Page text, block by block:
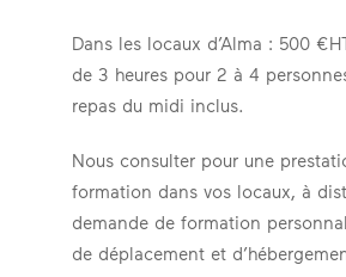
Dans les locaux d’Alma : 500
de 3 heures pour 2 à 4
repas du midi inclus.
Nous consulter pour une
formation dans vos locaux, à
demande de formation
de déplacement et